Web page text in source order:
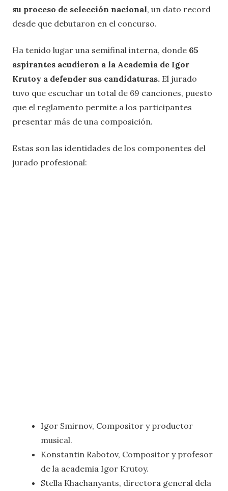
su proceso de selección nacional, un dato record
desde que debutaron en el concurso.
Ha tenido lugar una semifinal interna, donde 65
aspirantes acudieron a la Academia de Igor
Krutoy a defender sus candidaturas. El jurado
tuvo que escuchar un total de 69 canciones, puesto
que el reglamento permite a los participantes
presentar más de una composición.
Estas son las identidades de los componentes del
jurado profesional:
Igor Smirnov, Compositor y productor
musical.
Konstantin Rabotov, Compositor y profesor
de la academia Igor Krutoy.
Stella Khachanyants, directora general dela